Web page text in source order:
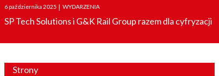
Posted
on
6 października 2025 | WYDARZENIA
SP Tech Solutions i G&K Rail Group razem dla cyfryzacji
Strony